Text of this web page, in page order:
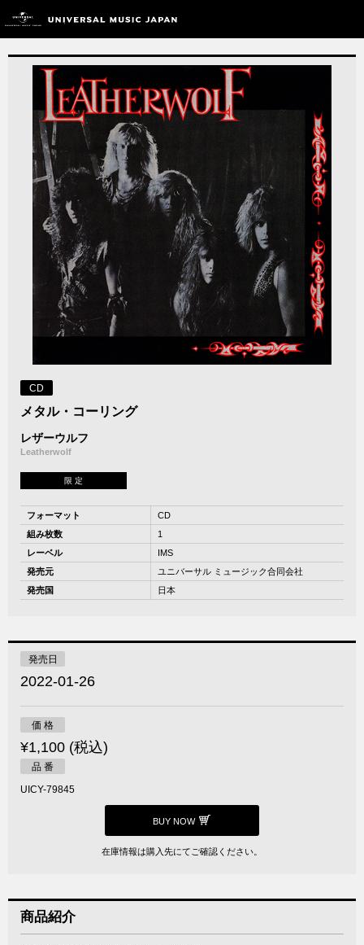
CD
メタル・コーリング
レザーウルフ
Leatherwolf
限 定
フォーマット
CD
組み枚数
1
レーベル
IMS
発売元
ユニバーサル ミュージック合同会社
発売国
日本
発売日
2022-01-26
価 格
¥1,100 (税込)
品 番
UICY-79845
BUY NOW
在庫情報は購入先にてご確認ください。
商品紹介